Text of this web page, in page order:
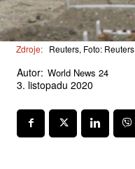
Zdroje: Reuters, Foto: Reuters
Autor: World News 24
3. listopadu 2020